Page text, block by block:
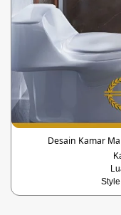
Desain Kamar